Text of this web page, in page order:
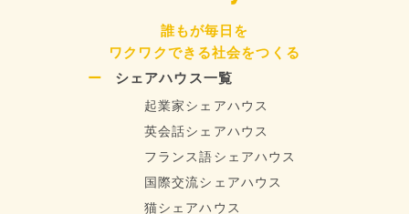
誰もが毎日を
ワクワクできる社会をつくる
シェアハウス一覧
起業家シェアハウス
英会話シェアハウス
フランス語シェアハウス
国際交流シェアハウス
猫シェアハウス